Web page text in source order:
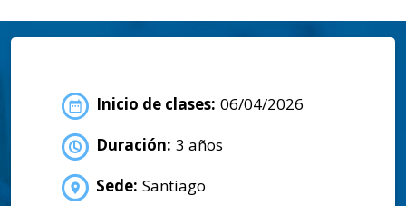
Inicio de clases: 06/04/2026
Duración: 3 años
Sede: Santiago